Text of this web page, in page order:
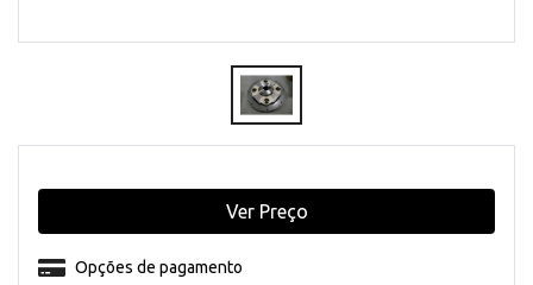
Opções de pagamento
Ver Preço